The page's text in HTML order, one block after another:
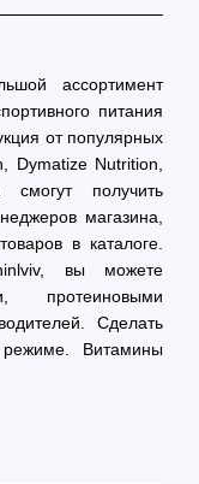
ассортимент
питания
от популярных
Dymatize Nutrition,
получить
магазина,
в каталоге.
вы можете
протеиновыми
Сделать
Витамины